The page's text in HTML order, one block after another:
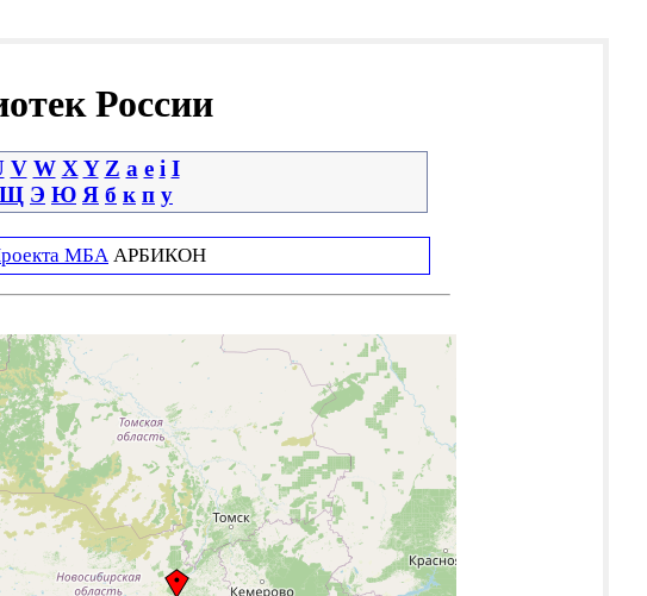
России
V W X Y Z a e i І
Щ Э Ю Я б к п у
МБА АРБИКОН